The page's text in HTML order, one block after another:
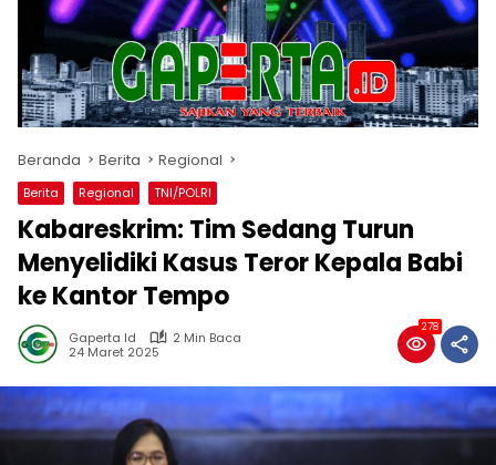
Beranda Berita Regional
Berita Regional TNI/POLRI
Kabareskrim: Tim Sedang Turun
Menyelidiki Kasus Teror Kepala Babi
ke Kantor Tempo
Gaperta Id
2 Min Baca
24 Maret 2025
278